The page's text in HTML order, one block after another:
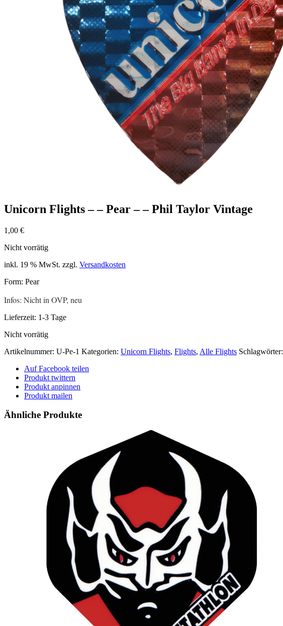
Unicorn Flights – – Pear – – Phil Taylor Vintage
1,00 €
Nicht vorrätig
inkl. 19 % MwSt. zzgl. Versandkosten
Form: Pear
Infos: Nicht in OVP, neu
Lieferzeit: 1-3 Tage
Nicht vorrätig
Artikelnummer: U-Pe-1 Kategorien: Unicorn Flights, Flights, Alle Flights Schlagwörter:
Auf Facebook teilen
Produkt twittern
Produkt anpinnen
Produkt mailen
Ähnliche Produkte